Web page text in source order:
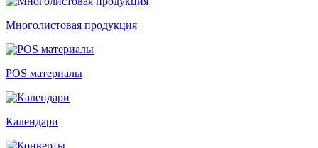
Многолистовая продукция
POS материалы
Календари